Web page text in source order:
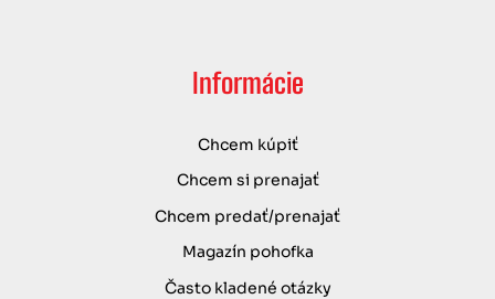
Informácie
Chcem kúpiť
Chcem si prenajať
Chcem predať/prenajať
Magazín pohofka
Často kladené otázky